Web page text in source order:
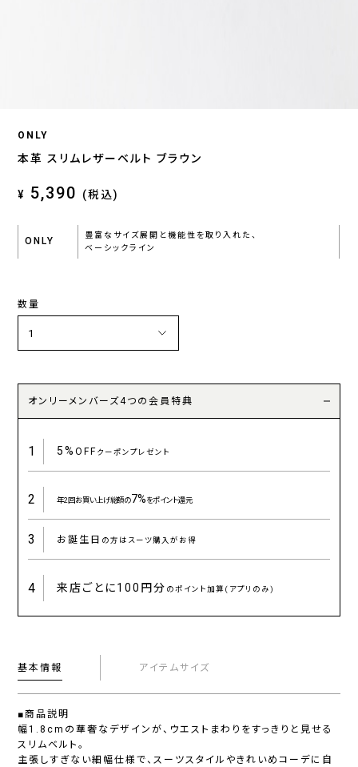
ONLY
本革 スリムレザーベルト ブラウン
¥ 5,390 (税込)
ONLY
豊富なサイズ展開と機能性を取り入れた、
ベーシックライン
数量
オンリーメンバーズ4つの会員特典
1 5%OFFクーポンプレゼント
2 年2回お買い上げ総額の7%をポイント還元
3 お誕生日 の方はスーツ購入がお得
4 来店ごとに100円分 のポイント加算(アプリのみ)
基本情報 アイテムサイズ
■商品説明
幅1.8cmの華奢なデザインが、ウエストまわりをすっきりと見せる
スリムベルト。
主張しすぎない細幅仕様で、スーツスタイルやきれいめコーデに自